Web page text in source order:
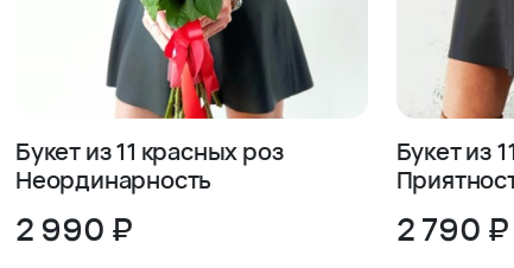
Букет из 11 красных роз
Неординарность
2 990 ₽
Букет из
2 790 ₽